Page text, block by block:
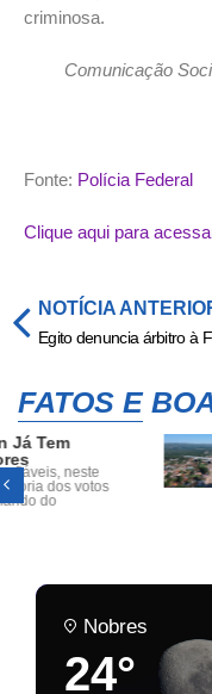
criminosa.
Comunicação
Fonte: Polícia Federal
Clique aqui para
NOTÍCIA
FATOS E
Nobres
24°